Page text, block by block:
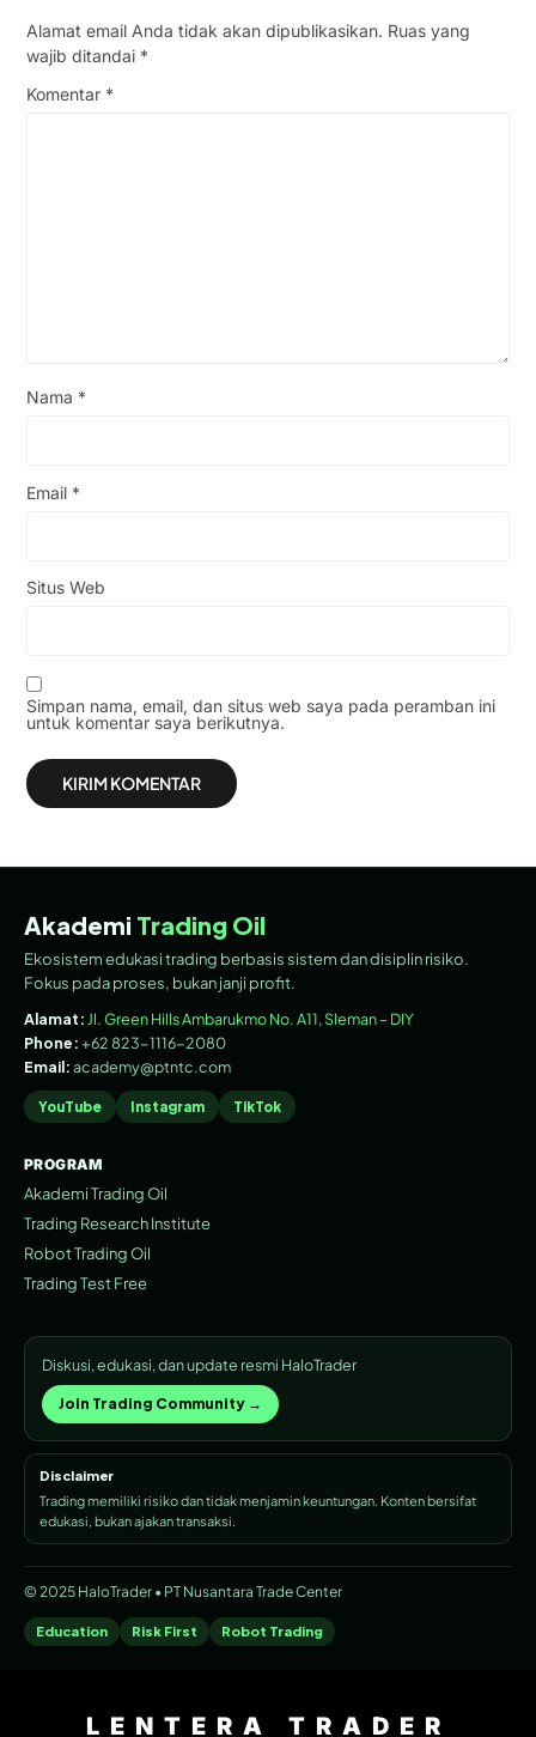
Alamat email Anda tidak akan dipublikasikan. Ruas yang
wajib ditandai *
Komentar *
Nama *
Email *
Situs Web
Simpan nama, email, dan situs web saya pada peramban ini
untuk komentar saya berikutnya.
Akademi Trading Oil
Ekosistem edukasi trading berbasis sistem dan disiplin risiko.
Fokus pada proses, bukan janji profit.
Alamat:Jl. Green Hills Ambarukmo No. A11, Sleman – DIY
Phone:+62 823-1116-2080
Email:academy@ptntc.com
YouTube Instagram TikTok
PROGRAM
Akademi Trading Oil
Trading Research Institute
Robot Trading Oil
Trading Test Free
Diskusi, edukasi, dan update resmi HaloTrader
Join Trading Community →
Disclaimer
Trading memiliki risiko dan tidak menjamin keuntungan. Konten bersifat
edukasi, bukan ajakan transaksi.
© 2025 HaloTrader • PT Nusantara Trade Center
Education Risk First Robot Trading
LENTERA TRADER